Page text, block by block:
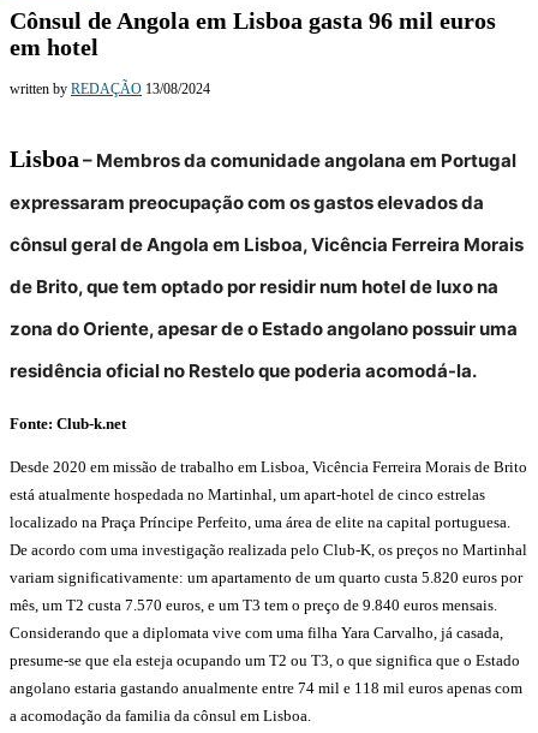
Cônsul de Angola em Lisboa gasta 96 mil euros
em hotel
written by REDAÇÃO 13/08/2024
Lisboa – Membros da comunidade angolana em Portugal
expressaram preocupação com os gastos elevados da
cônsul geral de Angola em Lisboa, Vicência Ferreira Morais
de Brito, que tem optado por residir num hotel de luxo na
zona do Oriente, apesar de o Estado angolano possuir uma
residência oficial no Restelo que poderia acomodá-la.
Fonte: Club-k.net
Desde 2020 em missão de trabalho em Lisboa, Vicência Ferreira Morais de Brito
está atualmente hospedada no Martinhal, um apart-hotel de cinco estrelas
localizado na Praça Príncipe Perfeito, uma área de elite na capital portuguesa.
De acordo com uma investigação realizada pelo Club-K, os preços no Martinhal
variam significativamente: um apartamento de um quarto custa 5.820 euros por
mês, um T2 custa 7.570 euros, e um T3 tem o preço de 9.840 euros mensais.
Considerando que a diplomata vive com uma filha Yara Carvalho, já casada,
presume-se que ela esteja ocupando um T2 ou T3, o que significa que o Estado
angolano estaria gastando anualmente entre 74 mil e 118 mil euros apenas com
a acomodação da familia da cônsul em Lisboa.